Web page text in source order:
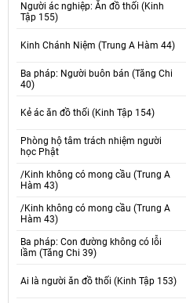
Người ác nghiệp: Ăn đồ thối (Kinh
Tập 155)
Kinh Chánh Niệm (Trung A Hàm 44)
Ba pháp: Người buôn bán (Tăng Chi
40)
Kẻ ác ăn đồ thối (Kinh Tập 154)
Phòng hộ tâm trách nhiệm người
học Phật
/Kinh không có mong cầu (Trung A
Hàm 43)
/Kinh không có mong cầu (Trung A
Hàm 43)
Ba pháp: Con đường không có lỗi
lầm (Tăng Chi 39)
Ai là người ăn đồ thối (Kinh Tập 153)